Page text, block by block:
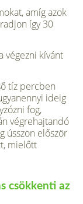
amíg azok
így 30
végezni kívánt
tíz percben
ideig
fog,
végrehajtandó
ússzon először
mielőtt
csökkenti az